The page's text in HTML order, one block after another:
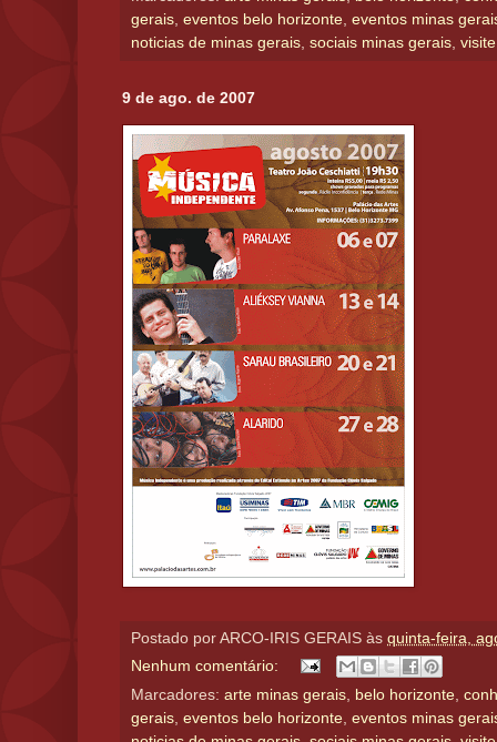
gerais eventos belo horizonte eventos minas
noticias de minas gerais sociais minas gerais
9 de ago. de 2007
Postado por ARCO-IRIS GERAIS às quinta-feira,
Nenhum comentário:
Marcadores: arte minas gerais, belo horizonte,
gerais, eventos belo horizonte, eventos minas